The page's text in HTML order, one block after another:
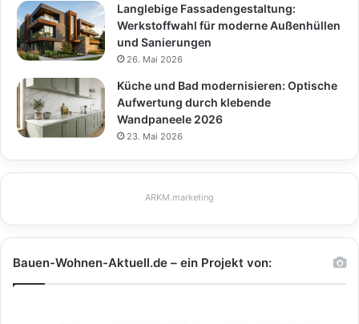
Langlebige Fassadengestaltung:
Werkstoffwahl für moderne Außenhüllen
und Sanierungen
26. Mai 2026
Küche und Bad modernisieren: Optische
Aufwertung durch klebende
Wandpaneele 2026
23. Mai 2026
ARKM.marketing
Bauen-Wohnen-Aktuell.de – ein Projekt von: